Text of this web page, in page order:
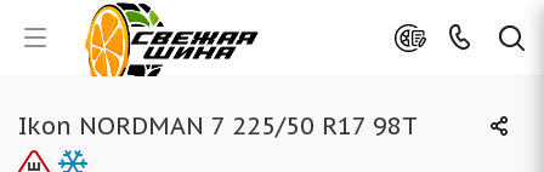
Ikon NORDMAN 7 225/50 R17 98T